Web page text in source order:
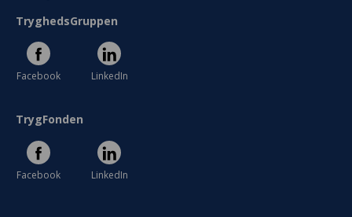
TryghedsGruppen
Facebook LinkedIn
TrygFonden
Facebook LinkedIn